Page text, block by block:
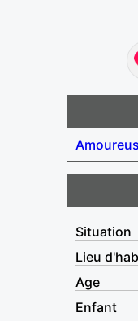
Situation
Lieu
Age
Enfant